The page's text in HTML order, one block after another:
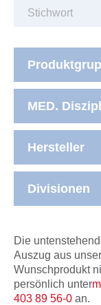
MED.
Hersteller
Divisionen
Die
Auszug aus
Wunschprodukt
persönlich unter
403 89 56-0 an.